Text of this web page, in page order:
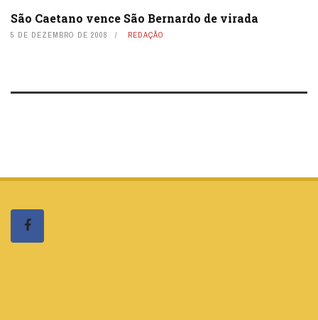
São Caetano vence São Bernardo de virada
5 DE DEZEMBRO DE 2008 REDAÇÃO